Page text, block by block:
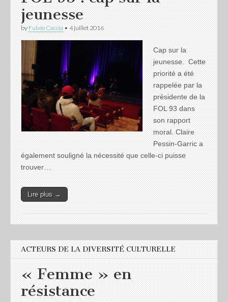
jeunesse
by Fulvio Caccia • 4 juillet 2016
Cap sur la
jeunesse. Cette
priorité a été
rappelée par la
présidente de la
FOL 93 dans
son rapport
moral. Claire
Pessin-Garric a
également souligné la nécessité que celle-ci puisse
trouver…
Lire plus →
ACTEURS DE LA DIVERSITÉ CULTURELLE
« Femme » en
résistance